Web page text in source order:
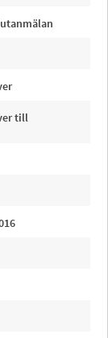
till